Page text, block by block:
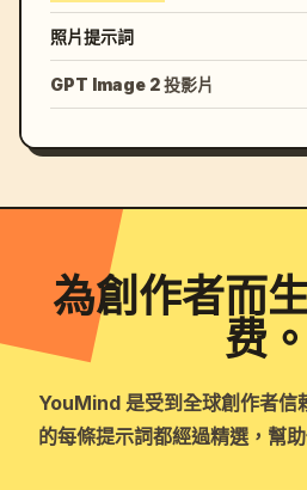
照片提示詞
GPT Image 2 投影片
為創作者而
费。
YouMind 是受到全球創作者信
的每條提示詞都經過精選，幫